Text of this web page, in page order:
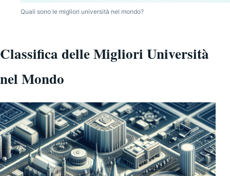
Quali sono le migliori università nel mondo?
Classifica delle Migliori Università
nel Mondo